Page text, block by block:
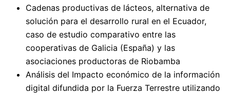
Cadenas productivas de lácteos, alternativa de
solución para el desarrollo rural en el Ecuador,
caso de estudio comparativo entre las
cooperativas de Galicia (España) y las
asociaciones productoras de Riobamba
Análisis del Impacto económico de la información
digital difundida por la Fuerza Terrestre utilizando